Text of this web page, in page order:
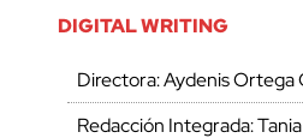
DIGITAL WRITING
Directora: Aydenis Ortega
Redacción Integrada: